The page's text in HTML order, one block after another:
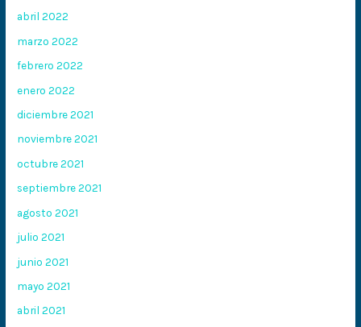
abril 2022
marzo 2022
febrero 2022
enero 2022
diciembre 2021
noviembre 2021
octubre 2021
septiembre 2021
agosto 2021
julio 2021
junio 2021
mayo 2021
abril 2021